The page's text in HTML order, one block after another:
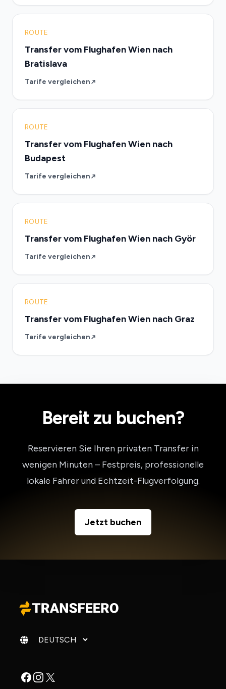
ROUTE
Transfer vom Flughafen Wien nach
Bratislava
Tarife vergleichen
ROUTE
Transfer vom Flughafen Wien nach
Budapest
Tarife vergleichen
ROUTE
Transfer vom Flughafen Wien nach Györ
Tarife vergleichen
ROUTE
Transfer vom Flughafen Wien nach Graz
Tarife vergleichen
Bereit zu buchen?
Reservieren Sie Ihren privaten Transfer in
wenigen Minuten – Festpreis, professionelle
lokale Fahrer und Echtzeit-Flugverfolgung.
Jetzt buchen
Sprache ändern
Facebook
Instagram
X